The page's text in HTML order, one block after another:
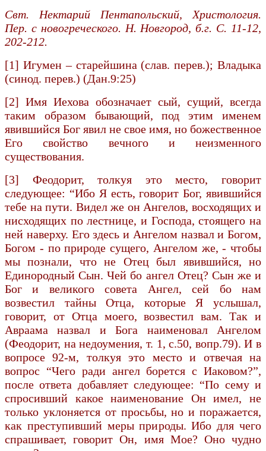
Свт. Нектарий Пентапольский, Христология.
Пер. с новогреческого. Н. Новгород, б.г. С. 11-12,
202-212.
[1] Игумен – старейшина (слав. перев.); Владыка
(синод. перев.) (Дан.9:25)
[2] Имя Иехова обозначает сый, сущий, всегда
таким образом бывающий, под этим именем
явившийся Бог явил не свое имя, но божественное
Его свойство вечного и неизменного
существования.
[3] Феодорит, толкуя это место, говорит
следующее: “Ибо Я есть, говорит Бог, явившийся
тебе на пути. Видел же он Ангелов, восходящих и
нисходящих по лестнице, и Господа, стоящего на
ней наверху. Его здесь и Ангелом назвал и Богом,
Богом - по природе сущего, Ангелом же, - чтобы
мы познали, что не Отец был явившийся, но
Единородный Сын. Чей бо ангел Отец? Сын же и
Бог и великого совета Ангел, сей бо нам
возвестил тайны Отца, которые Я услышал,
говорит, от Отца моего, возвестил вам. Так и
Авраама назвал и Бога наименовал Ангелом
(Феодорит, на недоумения, т. 1, с.50, вопр.79). И в
вопросе 92-м, толкуя это место и отвечая на
вопрос “Чего ради ангел борется с Иаковом?”,
после ответа добавляет следующее: “По сему и
спросивший какое наименование Он имел, не
только уклоняется от просьбы, но и поражается,
как преступивший меры природы. Ибо для чего
спрашивает, говорит Он, имя Мое? Оно чудно